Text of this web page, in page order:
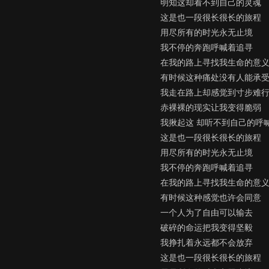
明知这却看不到自己的灵魂
这是也一段很长很长的旅程
用尽所有的时光永无止境
我不停的奔跑呼喊着追寻
在我的路上寻找我生命的意义
有时候这种痛处没有人能承受
我走在路上却感觉到寸步难行
赤裸裸的现实让我变得脆弱
我揪起这 却听不到自己的呼
这是也一段很长很长的旅程
用尽所有的时光永无止境
我不停的奔跑呼喊着追寻
在我的路上寻找我生命的意义
有时候这种感觉也许会同意
一个人为了自由可以输去
破碎的命运把我变得坚毅
我挣扎着永远都不会放弃
这是也一段很长很长的旅程